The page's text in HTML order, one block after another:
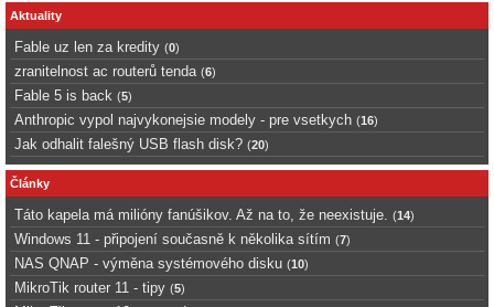
Aktuality
Fable uz len za kredity (0)
zranitelnost ac routerů tenda (6)
Fable 5 is back (5)
Anthropic vypol najvykonejsie modely - pre vsetkych (16)
Jak odhalit falešný USB flash disk? (20)
Články
Táto kapela má milióny fanúšikov. Až na to, že neexistuje. (14)
Windows 11 - připojení současně k několika sítím (7)
NAS QNAP - výměna systémového disku (10)
MikroTik router 11 - tipy (5)